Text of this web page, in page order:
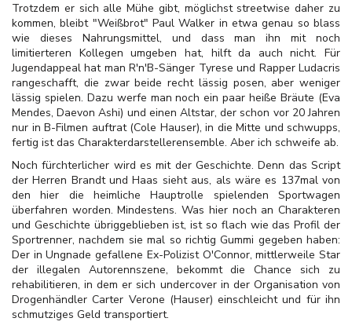
Trotzdem er sich alle Mühe gibt, möglichst streetwise daher zu
kommen, bleibt "Weißbrot" Paul Walker in etwa genau so blass
wie dieses Nahrungsmittel, und dass man ihn mit noch
limitierteren Kollegen umgeben hat, hilft da auch nicht. Für
Jugendappeal hat man R'n'B-Sänger Tyrese und Rapper Ludacris
rangeschafft, die zwar beide recht lässig posen, aber weniger
lässig spielen. Dazu werfe man noch ein paar heiße Bräute (Eva
Mendes, Daevon Ashi) und einen Altstar, der schon vor 20 Jahren
nur in B-Filmen auftrat (Cole Hauser), in die Mitte und schwupps,
fertig ist das Charakterdarstellerensemble. Aber ich schweife ab.
Noch fürchterlicher wird es mit der Geschichte. Denn das Script
der Herren Brandt und Haas sieht aus, als wäre es 137mal von
den hier die heimliche Hauptrolle spielenden Sportwagen
überfahren worden. Mindestens. Was hier noch an Charakteren
und Geschichte übriggeblieben ist, ist so flach wie das Profil der
Sportrenner, nachdem sie mal so richtig Gummi gegeben haben:
Der in Ungnade gefallene Ex-Polizist O'Connor, mittlerweile Star
der illegalen Autorennszene, bekommt die Chance sich zu
rehabilitieren, in dem er sich undercover in der Organisation von
Drogenhändler Carter Verone (Hauser) einschleicht und für ihn
schmutziges Geld transportiert.